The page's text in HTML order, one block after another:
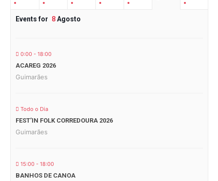
Events for 8Agosto
0:00 - 18:00
ACAREG 2026
Guimarães
Todo o Dia
FEST’IN FOLK CORREDOURA 2026
Guimarães
15:00 - 18:00
BANHOS DE CANOA